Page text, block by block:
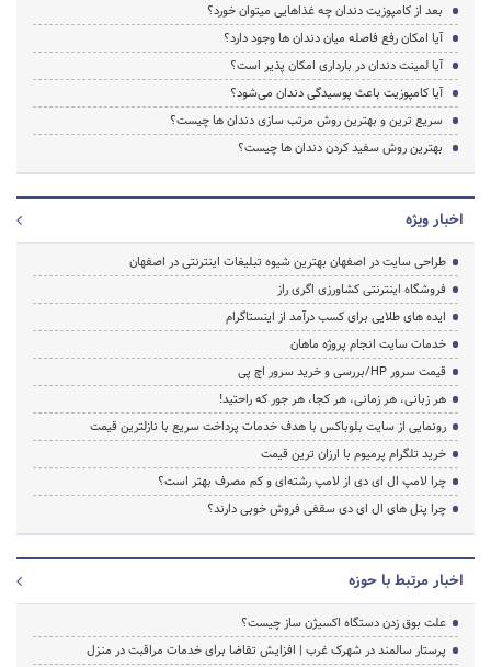
بعد از کامپوزیت دندان چه غذاهایی میتوان خورد؟
آیا امکان رفع فاصله میان دندان ها وجود دارد؟
آیا لمینت دندان در بارداری امکان پذیر است؟
آیا کامپوزیت باعث پوسیدگی دندان می‌شود؟
سریع ترین و بهترین روش مرتب سازی دندان ها چیست؟
بهترین روش سفید کردن دندان ها چیست؟
اخبار ویژه
طراحی سایت در اصفهان بهترین شیوه تبلیغات اینترنتی در اصفهان
فروشگاه اینترنتی کشاورزی اگری راز
ایده های طلایی برای کسب درآمد از اینستاگرام
خدمات سایت انجام پروژه ماهان
قیمت سرور HP/بررسی و خرید سرور اچ پی
هر زبانی، هر زمانی، هر کجا، هر جور که راحتید!
رونمایی از سایت بلوباکس با هدف خدمات پرداخت سریع با نازلترین قیمت
خرید تلگرام پرمیوم با ارزان ترین قیمت
چرا لامپ ال ای دی از لامپ رشته‌ای و کم مصرف بهتر است؟
چرا پنل های ال ای دی سقفی فروش خوبی دارند؟
اخبار مرتبط با حوزه
علت بوق زدن دستگاه اکسیژن ساز چیست؟
پرستار سالمند در شهرک غرب | افزایش تقاضا برای خدمات مراقبت در منزل